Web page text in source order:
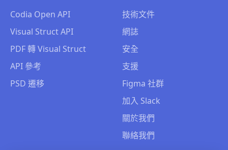
Codia Open API
Visual Struct API
PDF 轉 Visual Struct
API 參考
PSD 遷移
技術文件
網誌
安全
支援
Figma 社群
加入 Slack
關於我們
聯絡我們